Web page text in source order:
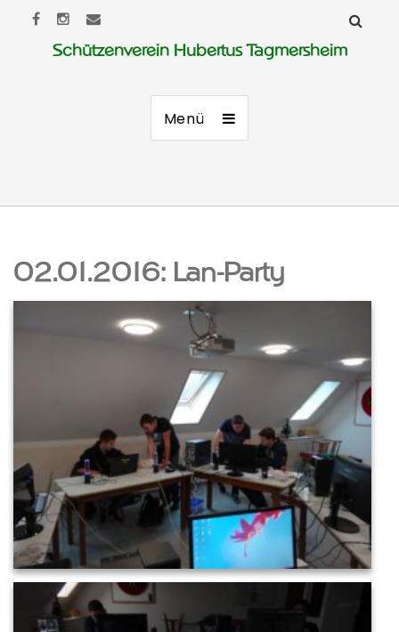
Schützenverein Hubertus Tagmersheim
Menü
02.01.2016: Lan-Party